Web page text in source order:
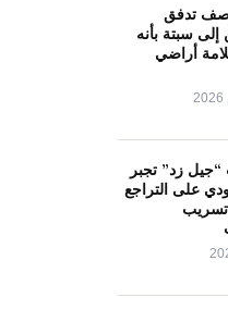
تدفق
إلى سبتة بأنه
أراضي
زد” تجبر
على التراجع